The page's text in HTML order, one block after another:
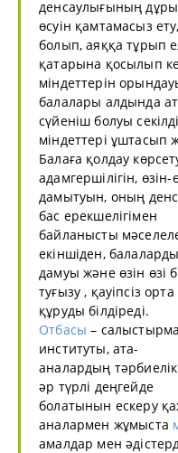
денсаулығының
өсуін қамтамасыз
болып, аяққа тұрып
қатарына қосылып
міндеттерін
балалары алдында
сүйеніш болуы секілді
міндеттері ұштасып
Балаға қолдау
адамгершілігін, өзін-
дамытуын, оның
бас ерекшелігімен
байланысты
екіншіден,
дамуы және өзін өзі
туғызу , қауіпсіз орта
құруды білдіреді.
Отбасы –
институты, ата-
аналардың
әр түрлі деңгейде
болатынын ескеру
аналармен жұмыста
амалдар мен